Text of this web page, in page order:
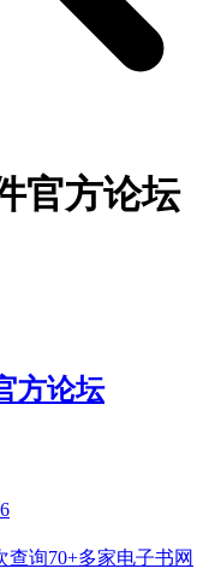
官方论坛
方论坛
询70+多家电子书网